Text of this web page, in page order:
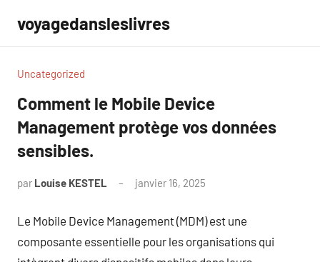
contenu
voyagedansleslivres
Uncategorized
Comment le Mobile Device
Management protège vos données
sensibles.
par Louise KESTEL janvier 16, 2025
Le Mobile Device Management (MDM) est une
composante essentielle pour les organisations qui